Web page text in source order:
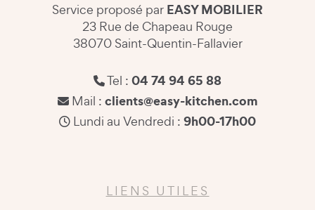
Service proposé par EASY MOBILIER
23 Rue de Chapeau Rouge
38070 Saint-Quentin-Fallavier
Tel : 04 74 94 65 88
Mail : clients@easy-kitchen.com
Lundi au Vendredi : 9h00-17h00
LIENS UTILES